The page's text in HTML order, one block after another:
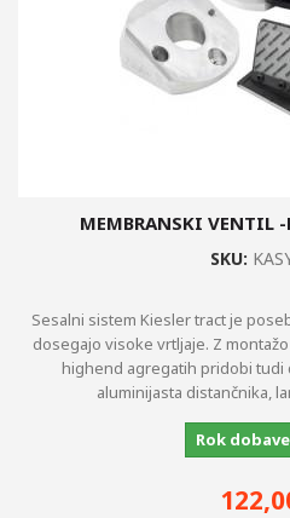
MEMBRANSKI VENTIL
SKU:
Sesalni sistem Kiesler tract je
dosegajo visoke vrtljaje. Z
highend agregatih pridobi tudi
aluminijasta distančnika,
Rok